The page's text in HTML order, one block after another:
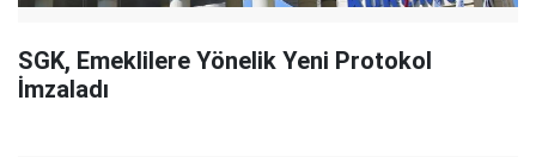
SGK, Emeklilere Yönelik Yeni Protokol
İmzaladı